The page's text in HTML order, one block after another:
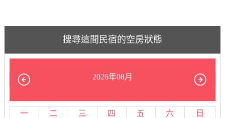
搜尋這間民宿的空房狀態
2026年08月
一 二 三 四 五 六
日